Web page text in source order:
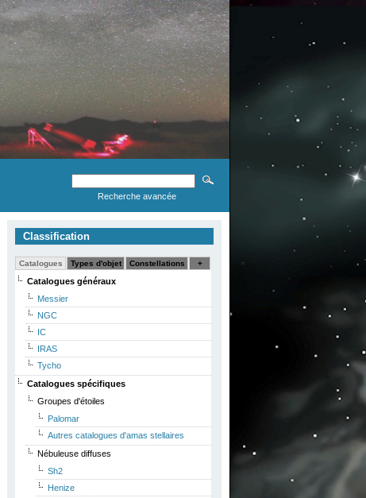
Recherche avancée
Classification
Catalogues Types d'objet Constellations +
Catalogues généraux
Messier
NGC
IC
IRAS
Tycho
Catalogues spécifiques
Groupes d'étoiles
Palomar
Autres catalogues d'amas stellaires
Nébuleuse diffuses
Sh2
Henize